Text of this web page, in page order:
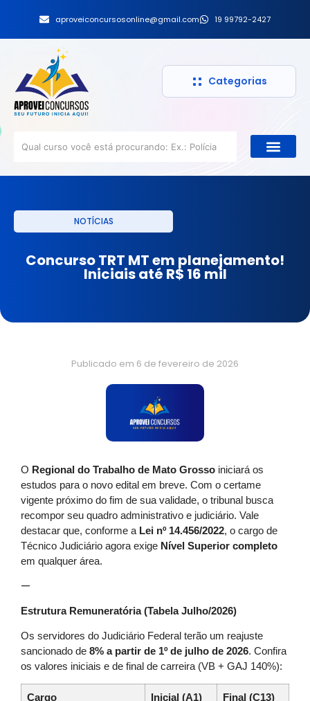
aproveiconcursosonline@gmail.com 19 99792-2427
Categorias
NOTÍCIAS
Concurso TRT MT em planejamento!
Iniciais até R$ 16 mil
Publicado em 6 de fevereiro de 2026
O Regional do Trabalho de Mato Grosso iniciará os
estudos para o novo edital em breve. Com o certame
vigente próximo do fim de sua validade, o tribunal busca
recompor seu quadro administrativo e judiciário. Vale
destacar que, conforme a Lei nº 14.456/2022, o cargo de
Técnico Judiciário agora exige Nível Superior completo
em qualquer área.
—
Estrutura Remuneratória (Tabela Julho/2026)
Os servidores do Judiciário Federal terão um reajuste
sancionado de 8% a partir de 1º de julho de 2026. Confira
os valores iniciais e de final de carreira (VB + GAJ 140%):
Cargo Inicial (A1) Final (C13)